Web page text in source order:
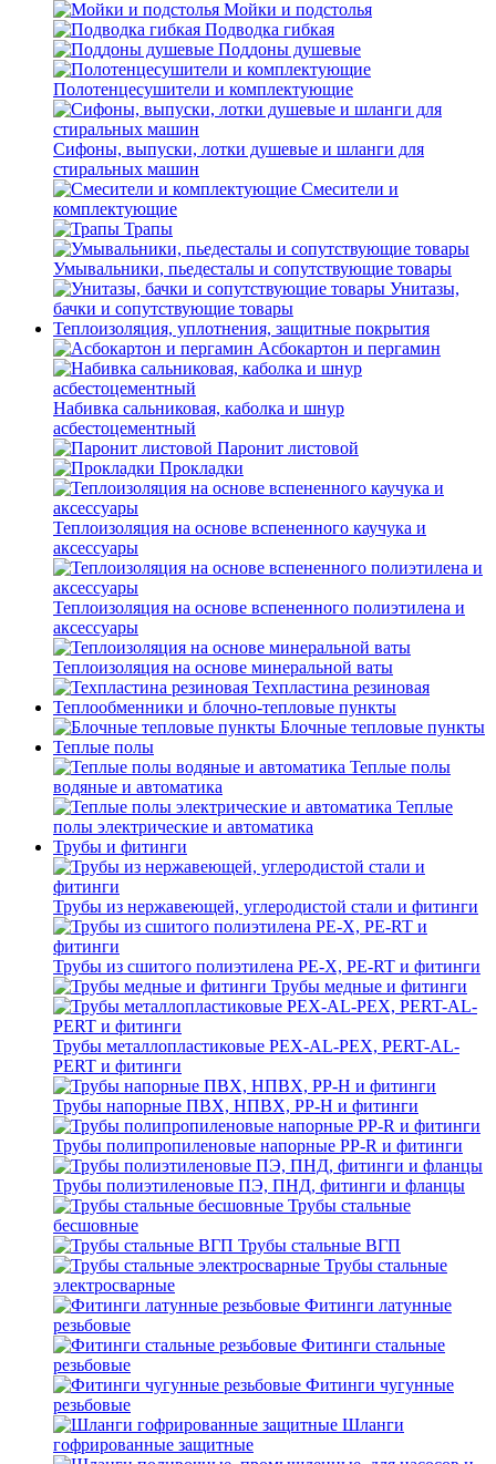
Мойки и подстолья
Подводка гибкая
Поддоны душевые
Полотенцесушители и комплектующие
Сифоны, выпуски, лотки душевые и шланги для
стиральных машин
Смесители и
комплектующие
Трапы
Умывальники, пьедесталы и сопутствующие товары
Унитазы,
бачки и сопутствующие товары
Теплоизоляция, уплотнения, защитные покрытия
Асбокартон и пергамин
Набивка сальниковая, каболка и шнур
асбестоцементный
Паронит листовой
Прокладки
Теплоизоляция на основе вспененного каучука и
аксессуары
Теплоизоляция на основе вспененного полиэтилена и
аксессуары
Теплоизоляция на основе минеральной ваты
Техпластина резиновая
Теплообменники и блочно-тепловые пункты
Блочные тепловые пункты
Теплые полы
Теплые полы
водяные и автоматика
Теплые
полы электрические и автоматика
Трубы и фитинги
Трубы из нержавеющей, углеродистой стали и фитинги
Трубы из сшитого полиэтилена PE-X, PE-RT и фитинги
Трубы медные и фитинги
Трубы металлопластиковые PEX-AL-PEX, PERT-AL-
PERT и фитинги
Трубы напорные ПВХ, НПВХ, PP-H и фитинги
Трубы полипропиленовые напорные PP-R и фитинги
Трубы полиэтиленовые ПЭ, ПНД, фитинги и фланцы
Трубы стальные
бесшовные
Трубы стальные ВГП
Трубы стальные
электросварные
Фитинги латунные
резьбовые
Фитинги стальные
резьбовые
Фитинги чугунные
резьбовые
Шланги
гофрированные защитные